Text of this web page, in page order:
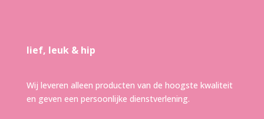
lief, leuk & hip
Wij leveren alleen producten van de hoogste kwaliteit
en geven een persoonlijke dienstverlening.